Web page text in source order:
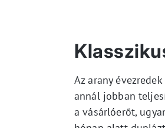
Az arany
annál jobban
a vásárlóerőt,